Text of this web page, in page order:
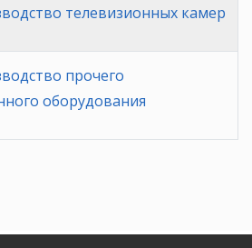
телевизионных камер
прочего
оборудования